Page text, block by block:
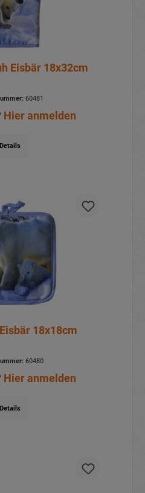
Eisbär 18x32cm
60481
Hier anmelden
Details
18x18cm
60480
Hier anmelden
Details